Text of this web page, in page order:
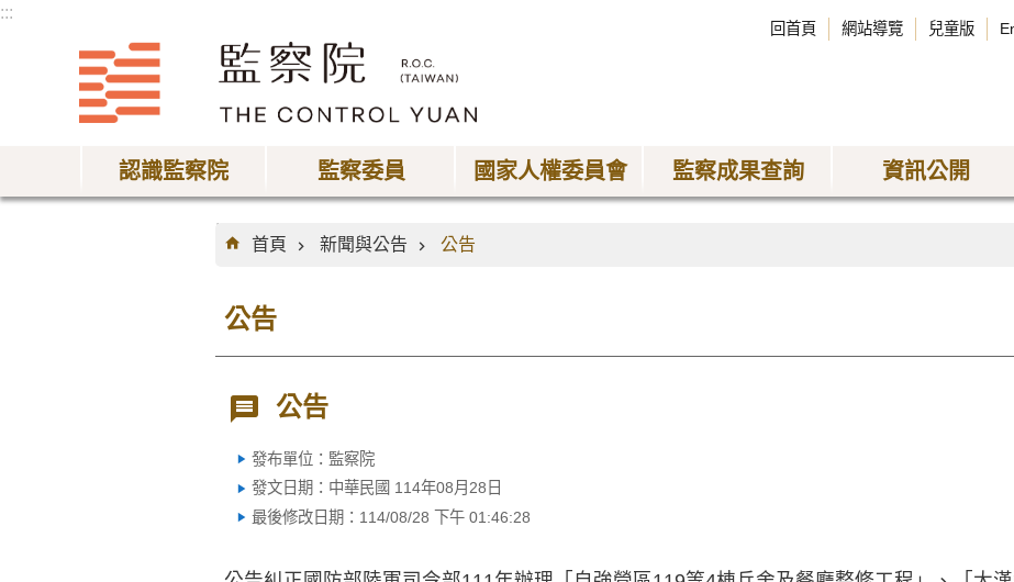
:::
回首頁 網站導覽 兒童版
認識監察院 監察委員 國家人權委員會 監察成果查詢 資訊公開
:::
首頁
新聞與公告 公告
公告
公告
發布單位：監察院
發文日期：中華民國 114年08月28日
最後修改日期：114/08/28 下午 01:46:28